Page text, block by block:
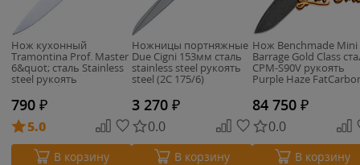
Нож кухонный
Tramontina Prof. Master
6&quot; сталь Stainless
steel рукоять
поликарбонат
(24620/086)
790 ₽
5.0
В корзину
Ножницы портняжные
Due Cigni 153мм сталь
stainless steel рукоять
steel (2C 175/6)
3 270 ₽
0.0
В корзину
Нож Benchmade Mini
Barrage Gold Class
CPM-S90V рукоять
Purple Haze
(585BK-251)
84 750 ₽
0.0
В корзину